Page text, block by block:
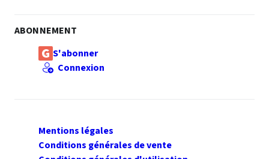
ABONNEMENT
S'abonner
Connexion
Mentions légales
Conditions générales de vente